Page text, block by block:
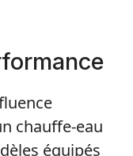
chauffe-eau
équipés